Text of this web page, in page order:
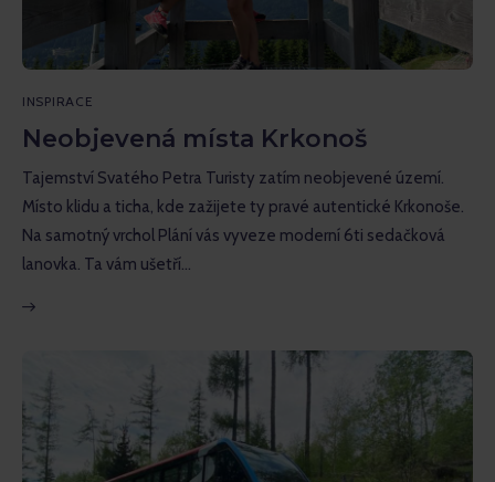
INSPIRACE
Neobjevená místa Krkonoš
Tajemství Svatého Petra Turisty zatím neobjevené území.
Místo klidu a ticha, kde zažijete ty pravé autentické Krkonoše.
Na samotný vrchol Plání vás vyveze moderní 6ti sedačková
lanovka. Ta vám ušetří…